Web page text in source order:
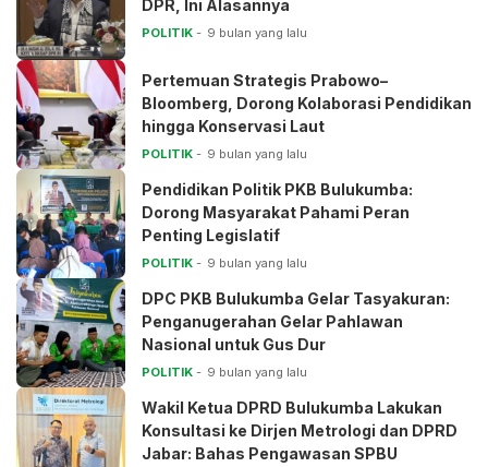
DPR, Ini Alasannya
POLITIK 9 bulan yang lalu
Pertemuan Strategis Prabowo–
Bloomberg, Dorong Kolaborasi Pendidikan
hingga Konservasi Laut
POLITIK 9 bulan yang lalu
Pendidikan Politik PKB Bulukumba:
Dorong Masyarakat Pahami Peran
Penting Legislatif
POLITIK 9 bulan yang lalu
DPC PKB Bulukumba Gelar Tasyakuran:
Penganugerahan Gelar Pahlawan
Nasional untuk Gus Dur
POLITIK 9 bulan yang lalu
Wakil Ketua DPRD Bulukumba Lakukan
Konsultasi ke Dirjen Metrologi dan DPRD
Jabar: Bahas Pengawasan SPBU